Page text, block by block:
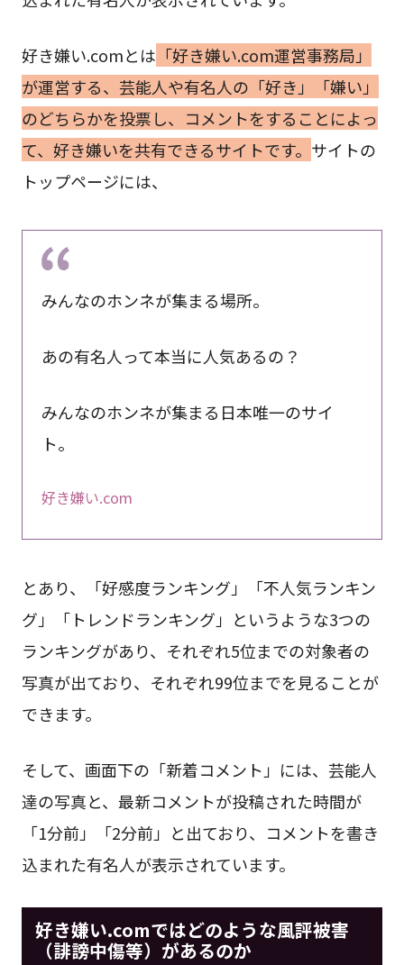
好き嫌い.comとは 「好き嫌い.com運営事務局」
が運営する、芸能人や有名人の「好き」「嫌い」
のどちらかを投票し、コメントをすることによっ
て、好き嫌いを共有できるサイトです。 サイトの
トップページには、
みんなのホンネが集まる場所。
あの有名人って本当に人気あるの？
みんなのホンネが集まる日本唯一のサイ
ト。
好き嫌い.com
とあり、「好感度ランキング」「不人気ランキン
グ」「トレンドランキング」というような3つの
ランキングがあり、それぞれ5位までの対象者の
写真が出ており、それぞれ99位までを見ることが
できます。
そして、画面下の「新着コメント」には、芸能人
達の写真と、最新コメントが投稿された時間が
「1分前」「2分前」と出ており、コメントを書き
込まれた有名人が表示されています。
好き嫌い.comではどのような風評被害
（誹謗中傷等）があるのか